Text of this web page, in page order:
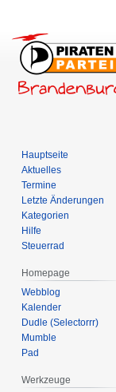
Hauptseite
Aktuelles
Termine
Letzte Änderungen
Kategorien
Hilfe
Steuerrad
Homepage
Webblog
Kalender
Dudle (Selectorrr)
Mumble
Pad
Werkzeuge